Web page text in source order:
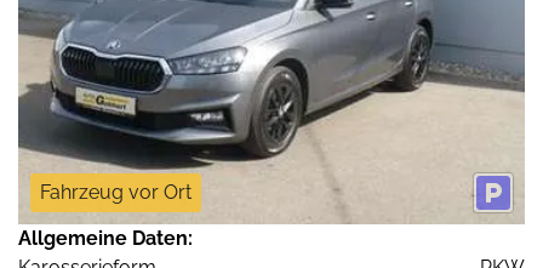
Fahrzeug vor Ort
Allgemeine Daten: